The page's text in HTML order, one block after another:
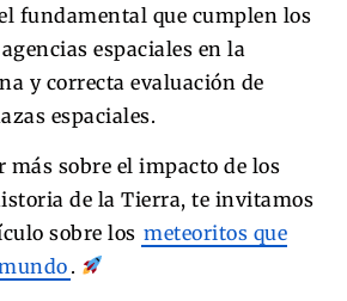
fundamental que cumplen los
espaciales en la
y correcta evaluación de
espaciales.
más sobre el impacto de los
de la Tierra, te invitamos
sobre los meteoritos que
.